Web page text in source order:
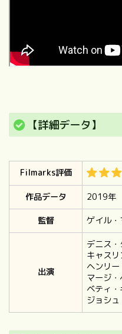
【詳細データ】
Filmarks評価
作品データ
2019年
監督
ゲイル・
出演
デニス・
キャス
ヘンリー
マージ
ベティ
ジョシ